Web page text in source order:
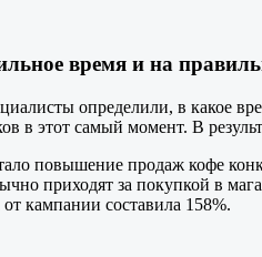
время и на
определили, в какое
в этот самый момент. В
повышение продаж кофе
приходят за покупкой в
кампании составила 158%.